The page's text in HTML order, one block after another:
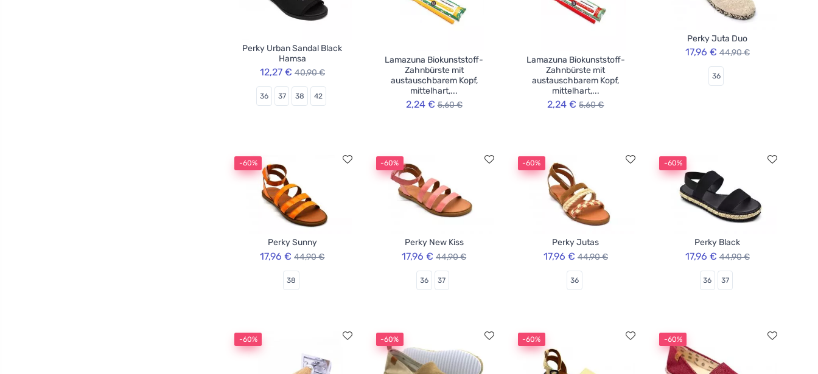
Perky Urban Sandal Black
Hamsa
12,27 € 40,90 €
36 37 38 42
Lamazuna Biokunststoff-
Zahnbürste mit
austauschbarem Kopf,
mittelhart,...
2,24 € 5,60 €
Lamazuna Biokunststoff-
Zahnbürste mit
austauschbarem Kopf,
mittelhart,...
2,24 € 5,60 €
Perky Juta Duo
17,96 € 44,90 €
36
-60%
Perky Sunny
17,96 € 44,90 €
38
-60%
Perky New Kiss
17,96 € 44,90 €
36 37
-60%
Perky Jutas
17,96 € 44,90 €
36
-60%
Perky Black
17,96 € 44,90 €
36 37
-60% -60% -60% -60%